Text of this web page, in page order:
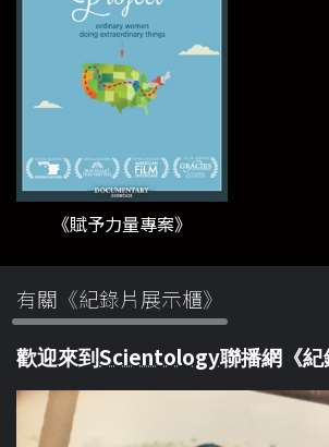
《賦予力量專案》
有關《紀錄片展示櫃》
歡迎來到Scientology聯播網《紀